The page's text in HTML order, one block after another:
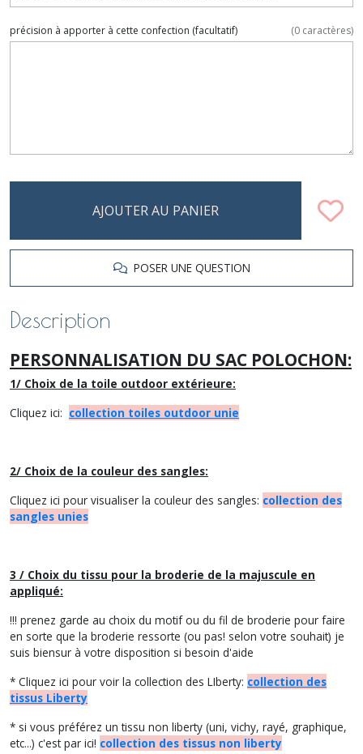
précision à apporter à cette confection (facultatif) (0 caractères)
AJOUTER AU PANIER
POSER UNE QUESTION
Description
PERSONNALISATION DU SAC POLOCHON:
1/ Choix de la toile outdoor extérieure:
Cliquez ici: collection toiles outdoor unie
2/ Choix de la couleur des sangles:
Cliquez ici pour visualiser la couleur des sangles: collection des
sangles unies
3 / Choix du tissu pour la broderie de la majuscule en
appliqué:
!!! prenez garde au choix du motif ou du fil de broderie pour faire
en sorte que la broderie ressorte (ou pas! selon votre souhait) je
suis biensur à votre disposition si besoin d'aide
* Cliquez ici pour voir la collection des LIberty: collection des
tissus Liberty
* si vous préférez un tissu non liberty (uni, vichy, rayé, graphique,
etc...) c'est par ici! collection des tissus non liberty